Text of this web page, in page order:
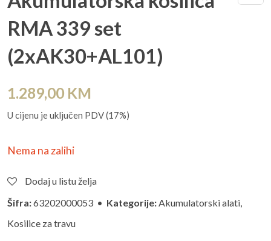
RMA 339 set
(2xAK30+AL101)
1.289,00 KM
U cijenu je uključen PDV (17%)
Nema na zalihi
Dodaj u listu želja
Šifra:63202000053 • Kategorije:Akumulatorski alati,
Kosilice za travu